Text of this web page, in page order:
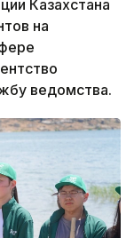
Казахстана
на
ведомства.